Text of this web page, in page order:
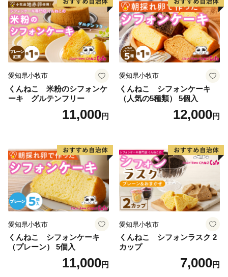
時指定可
ルケーキ 人形 かわいい こど
も
愛知県小牧市
くんねこ 米粉のシフォンケ
ーキ グルテンフリー
11,000円
愛知県小牧市
くんねこ シフォンケーキ
（人気の5種類） 5個入
12,000円
愛知県小牧市
くんねこ シフォンケーキ
（プレーン） 5個入
11,000円
愛知県小牧市
くんねこ シフォンラスク 2
カップ
7,000円